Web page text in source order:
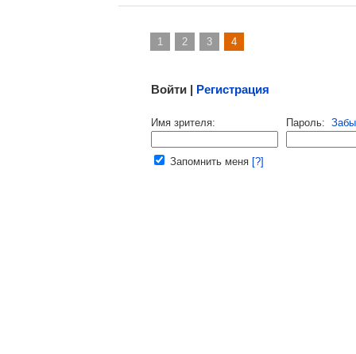
1 2 3 4
Малосодержательные и грубые отзывы нещадно
Войти | Регистрация
Имя зрителя: Пароль:
Запомнить меня [?]